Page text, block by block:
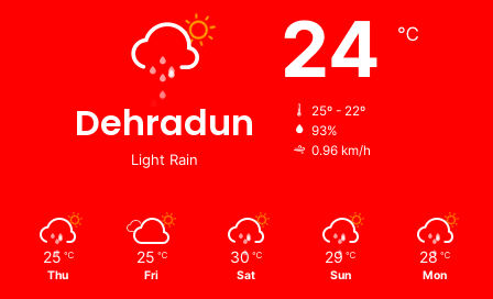
Dehradun
Light Rain
24 ℃
25º - 22º
93%
0.96 km/h
25 ℃
Thu
25 ℃
Fri
30 ℃
Sat
29 ℃
Sun
28 ℃
Mon